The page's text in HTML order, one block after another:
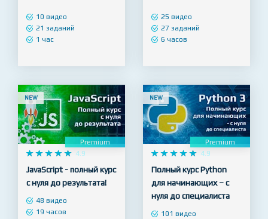
10 видео
21 заданий
1 час
25 видео
27 заданий
6 часов
NEW
Premium
    
     4.9
JavaScript - полный курс
с нуля до результата!
48 видео
19 часов
NEW
Premium
    
     4.9
Полный курс Python
для начинающих – с
нуля до специалиста
101 видео